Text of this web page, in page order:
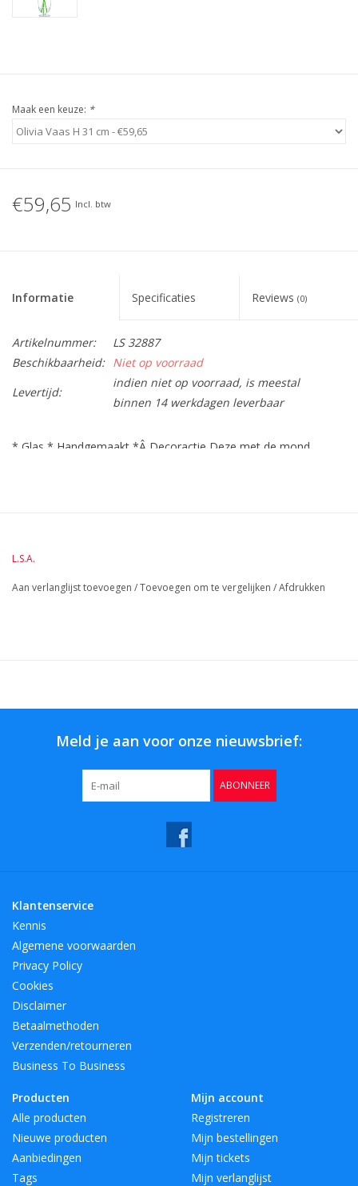
Maak een keuze: *
€59,65 Incl. btw
Informatie Specificaties Reviews (0)
Artikelnummer:
LS 32887
Beschikbaarheid: Niet op voorraad
Levertijd:
indien niet op voorraad, is meestal
binnen 14 werkdagen leverbaar
* Glas * Handgemaakt *Â Decoractie Deze met de mond
een zachte doek.
L.S.A.
Aan verlanglijst toevoegen /Toevoegen om te vergelijken /Afdrukken
Meld je aan voor onze nieuwsbrief:
ABONNEER
Klantenservice
Kennis
Algemene voorwaarden
Privacy Policy
Cookies
Disclaimer
Betaalmethoden
Verzenden/retourneren
Business To Business
Producten
Alle producten
Nieuwe producten
Aanbiedingen
Tags
Mijn account
Registreren
Mijn bestellingen
Mijn tickets
Mijn verlanglijst